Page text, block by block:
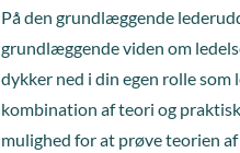
På den grundlæggende
grundlæggende viden om
dykker ned i din egen rolle som
kombination af teori og
mulighed for at prøve teorien